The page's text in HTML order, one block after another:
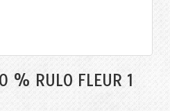
% RULO FLEUR 1